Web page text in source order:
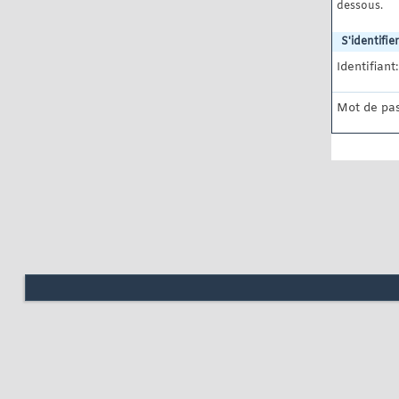
dessous.
S'identifier
Identifiant:
Mot de